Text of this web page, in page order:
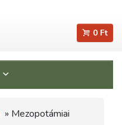
0 Ft
» Mezopotámiai